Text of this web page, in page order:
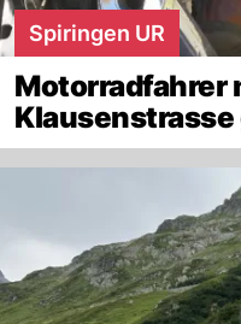
Spiringen UR
Motorradfahrer